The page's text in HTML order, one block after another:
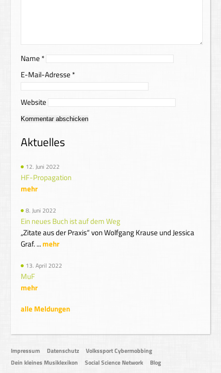
Name *
E-Mail-Adresse *
Website
Aktuelles
12. Juni 2022
HF-Propagation
mehr
8. Juni 2022
Ein neues Buch ist auf dem Weg
„Zitate aus der Praxis“ von Wolfgang Krause und Jessica
Graf. ...mehr
13. April 2022
MuF
mehr
alle Meldungen
Impressum Datenschutz
Volkssport Cybermobbing
Dein kleines Musiklexikon
Social Science Network Blog